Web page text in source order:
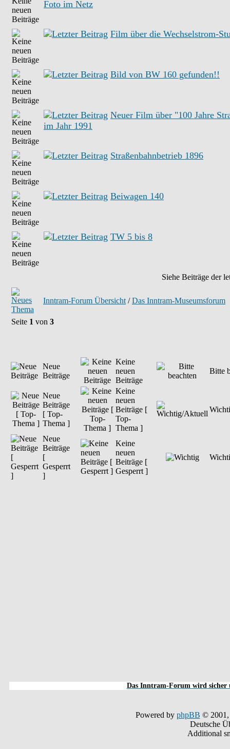
Foto im Netz
Film über die Wechselstrom-
Bild von BW 160 gefunden!!
Neuer Film über "100 Jahre
im Jahr 1991
Straßenbahnbetrieb 1896
Beiwagen 140
TW 5 bis 8
Siehe Beiträge der
Inntram-Forum Übersicht /Das Inntram-Museumsforum
Seite 1 von 3
Neue
Beiträge
Keine
neuen
Beiträge
Bitte
Neue
Beiträge
[ Top-
Thema ]
Keine
neuen
Beiträge [
Top-
Thema ]
Neue
Beiträge
[
Gesperrt
]
Keine
neuen
Beiträge [
Gesperrt ]
Das Inntram-Forum wird sicher
Powered by phpBB © 2001,
Deutsche
Additional